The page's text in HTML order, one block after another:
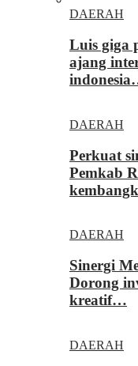
DAERAH
Luis giga
ajang
DAERAH
Perkuat
Pemkab
DAERAH
Sinergi
Dorong
kreatif…
DAERAH